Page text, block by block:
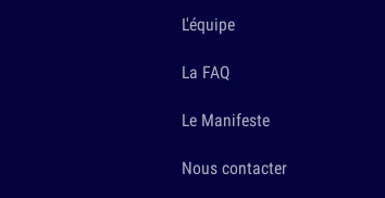
L'équipe
La FAQ
Le Manifeste
Nous contacter